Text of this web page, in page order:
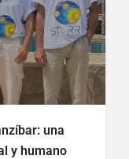
una
y humano